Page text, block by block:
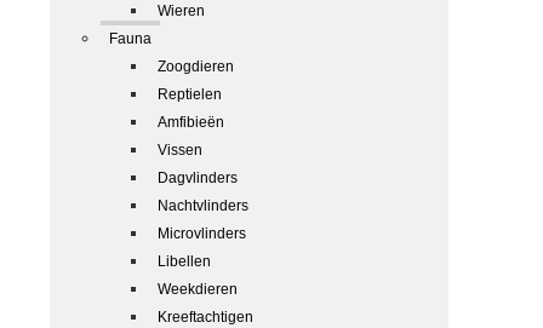
Wieren
Fauna
Zoogdieren
Reptielen
Amfibieën
Vissen
Dagvlinders
Nachtvlinders
Microvlinders
Libellen
Weekdieren
Kreeftachtigen